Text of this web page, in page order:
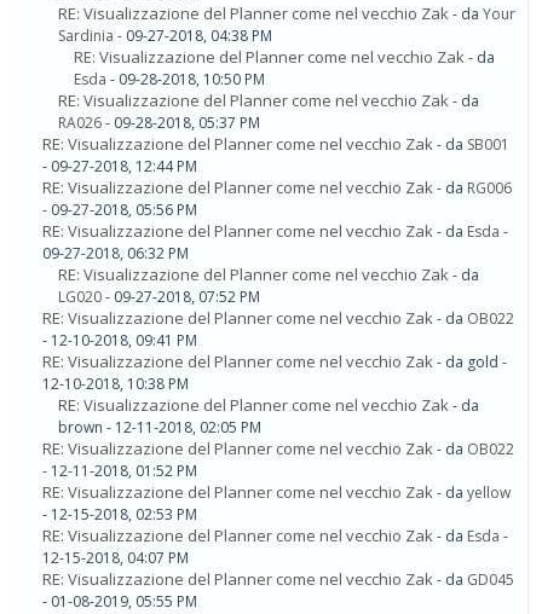
RE: Visualizzazione del Planner come nel vecchio Zak- da Your
Sardinia - 09-27-2018, 04:38 PM
RE: Visualizzazione del Planner come nel vecchio Zak- da
Esda - 09-28-2018, 10:50 PM
RE: Visualizzazione del Planner come nel vecchio Zak- da
RA026- 09-28-2018, 05:37 PM
RE: Visualizzazione del Planner come nel vecchio Zak- da SB001
- 09-27-2018, 12:44 PM
RE: Visualizzazione del Planner come nel vecchio Zak- da RG006
- 09-27-2018, 05:56 PM
RE: Visualizzazione del Planner come nel vecchio Zak- da Esda -
09-27-2018, 06:32 PM
RE: Visualizzazione del Planner come nel vecchio Zak- da
LG020- 09-27-2018, 07:52 PM
RE: Visualizzazione del Planner come nel vecchio Zak- da OB022
- 12-10-2018, 09:41 PM
RE: Visualizzazione del Planner come nel vecchio Zak- da gold -
12-10-2018, 10:38 PM
RE: Visualizzazione del Planner come nel vecchio Zak- da
brown - 12-11-2018, 02:05 PM
RE: Visualizzazione del Planner come nel vecchio Zak- da OB022
- 12-11-2018, 01:52 PM
RE: Visualizzazione del Planner come nel vecchio Zak- da yellow
- 12-15-2018, 02:53 PM
RE: Visualizzazione del Planner come nel vecchio Zak- da Esda -
12-15-2018, 04:07 PM
RE: Visualizzazione del Planner come nel vecchio Zak- da GD045
- 01-08-2019, 05:55 PM